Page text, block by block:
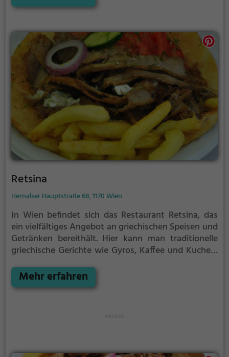
köstlicher Fisch - hier ist für jeden Geschmack etwas
genieße die gastfreundliche Bedienung und lass dich
von den köstlichen Aromen verführen. Das
Restaurant Retsina ist der perfekte Ort, um sich
verwöhnen zu lassen und sich in mediterrane
Genüsse zu stürzen.
Retsina
Hernalser Hauptstraße 68, 1170 Wien
In Wien befindet sich das Restaurant Retsina, das
ein vielfältiges Angebot an griechischen Speisen und
Getränken bereithält. Hier kann man traditionelle
griechische Gerichte wie Gyros, Kaffee und Kuchen,
Das gemütliche Ambiente lädt zum Verweilen und
Entdecken neuer kulinarischer Genüsse ein. Egal ob
Mehr erfahren